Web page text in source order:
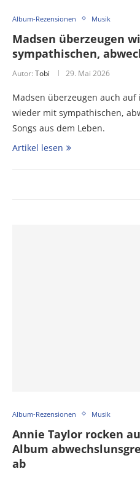
Album-Rezensionen Musik
Madsen überzeugen
sympathischen,
Autor: Tobi 29. Mai 2026
Madsen überzeugen auch auf
wieder mit sympathischen,
Songs aus dem Leben.
Artikel lesen
Album-Rezensionen Musik
Annie Taylor rocken
Album
ab